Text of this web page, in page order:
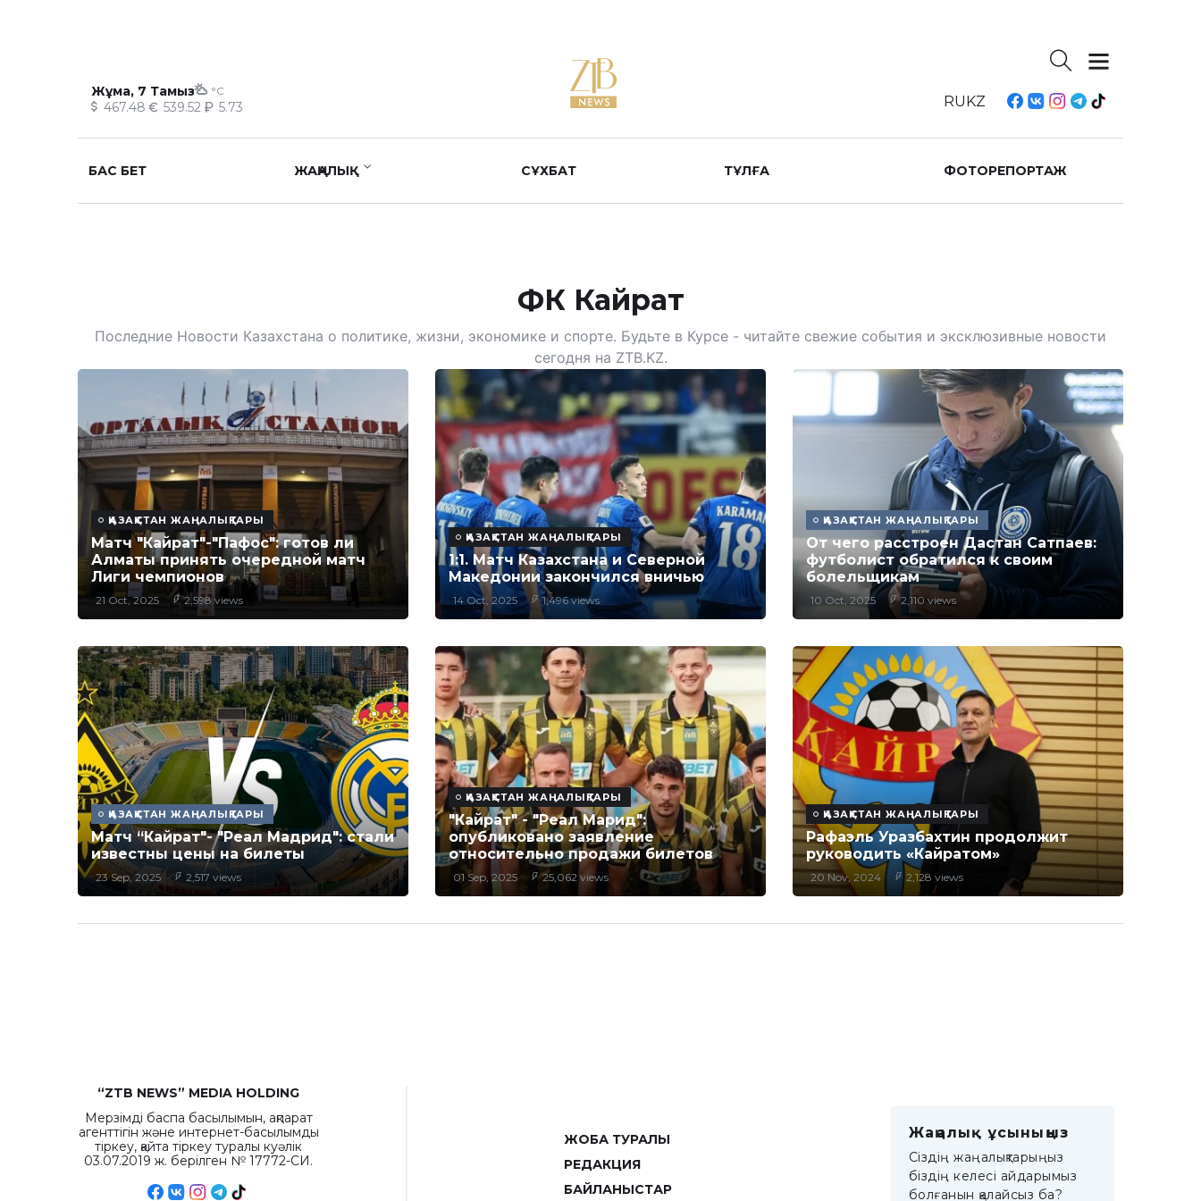
Жұма, 7 Тамыз °C
467.48 539.52 5.73 RUKZ
БАС БЕТ ЖАҢАЛЫҚ СҰХБАТ ТҰЛҒА ФОТОРЕПОРТАЖ
ФК Кайрат
Последние Новости Казахстана о политике, жизни, экономике и спорте. Будьте в Курсе - читайте свежие события и эксклюзивные новости
сегодня на ZTB.KZ.
ҚАЗАҚСТАН ЖАҢАЛЫҚТАРЫ
Матч "Кайрат"-"Пафос": готов ли
Алматы принять очередной матч
Лиги чемпионов
21 Oct, 2025 2,598 views
ҚАЗАҚСТАН ЖАҢАЛЫҚТАРЫ
1:1. Матч Казахстана и Северной
Македонии закончился вничью
14 Oct, 2025 1,496 views
ҚАЗАҚСТАН ЖАҢАЛЫҚТАРЫ
От чего расстроен Дастан Сатпаев:
футболист обратился к своим
болельщикам
10 Oct, 2025 2,110 views
ҚАЗАҚСТАН ЖАҢАЛЫҚТАРЫ
Матч “Кайрат"- "Реал Мадрид": стали
известны цены на билеты
23 Sep, 2025 2,517 views
ҚАЗАҚСТАН ЖАҢАЛЫҚТАРЫ
"Кайрат" - "Реал Марид":
опубликовано заявление
относительно продажи билетов
01 Sep, 2025 25,062 views
ҚАЗАҚСТАН ЖАҢАЛЫҚТАРЫ
Рафаэль Уразбахтин продолжит
руководить «Кайратом»
20 Nov, 2024 2,128 views
“ZTB NEWS” MEDIA HOLDING
Мерзімді баспа басылымын, ақпарат
агенттігін және интернет-басылымды
тіркеу, қайта тіркеу туралы куәлік
03.07.2019 ж. берілген № 17772-СИ.
ЖОБА ТУРАЛЫ
РЕДАКЦИЯ
БАЙЛАНЫСТАР
Жаңалық ұсыныңыз
Сіздің жаңалықтарыңыз
біздің келесі айдарымыз
болғанын қалайсыз ба?